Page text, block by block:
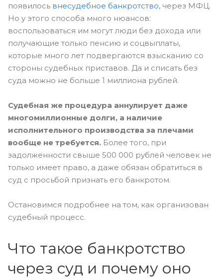
появилось внесудебное банкротство, через МФЦ.
Но у этого способа много нюансов:
воспользоваться им могут люди без дохода или
получающие только пенсию и соцвыплаты,
которые много лет подвергаются взысканию со
стороны судебных приставов. Да и списать без
суда можно не больше 1 миллиона рублей.
Судебная же процедура аннулирует даже
многомиллионные долги, а наличие
исполнительного производства за плечами
вообще не требуется. Более того, при
задолженности свыше 500 000 рублей человек не
только имеет право, а даже обязан обратиться в
суд с просьбой признать его банкротом.
Остановимся подробнее на том, как организован
судебный процесс.
Что такое банкротство
через суд и почему оно